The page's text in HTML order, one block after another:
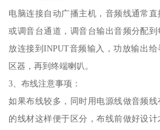
电脑连接自动广播主机，音频线通常
或调音台通道，调音台输出音频分配
放连接到INPUT音频输入，功放输出
区器，再到终端喇叭。
3、布线注意事项：
如果布线较多，同时用电源线做音频
的线材这样便于区分，布线前做好设